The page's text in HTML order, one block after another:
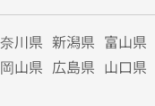
川県 新潟県 富山県
岡山県 広島県 山口県